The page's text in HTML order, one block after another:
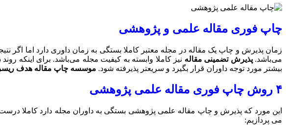
چاپ فوری مقاله علمی و پژوهشی
زمان پذیرش و چاپ یک مقاله در مجله معتبر کاملا بستگی به زمان داوری دارد اما اگر
می‌باشد.پذیرش تضمینی مقاله نیز کاملا وابسته به کیفیت مجله می‌باشد. برای اینکه
بیشتر مورد توجه داوران قرار بگیرد و سریعتر پذیرفته شود. موسسه چاپ مقاله هدف
۴ روش چاپ فوری مقاله علمی پژوهشی
می پردازیم: